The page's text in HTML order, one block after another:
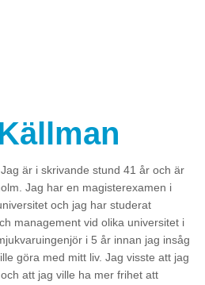
är i skrivande stund 41 år och är
Jag har en magisterexamen i
och jag har studerat
management vid olika universitet i
i 5 år innan jag insåg
göra med mitt liv. Jag visste att jag
att jag ville ha mer frihet att